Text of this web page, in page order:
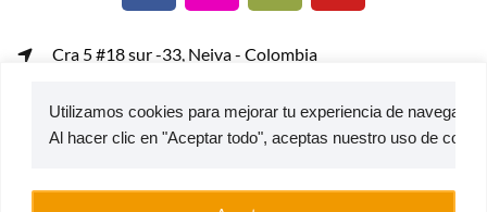
Utilizamos cookies para mejorar tu experiencia de
Cra 5 #18 sur -33, Neiva - Colombia
Atención al usuario | PQRS